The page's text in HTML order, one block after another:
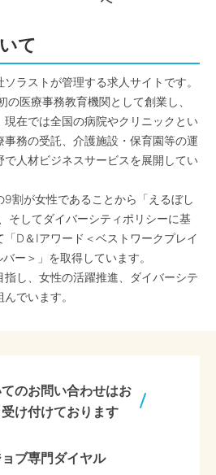
て
ラストが管理する求人サイトです。
の医療事務教育機関として創業し、
在では全国の病院やクリニックとい
事務の受託、介護施設・保育園等の運
人材ビジネスサービスを展開してい
9割が女性であることから「えるぼし
そしてダイバーシティポリシーに基
D＆Iアワード＜ベストワークプレイ
ー＞」を取得しています。
し、女性の活躍推進、ダイバーシテ
でいます。
のお問い合わせはお
け付けております
ブ専門ダイヤル